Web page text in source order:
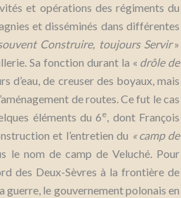
et opérations des régiments du
et disséminés dans différentes
Construire, toujours Servir»
Sa fonction durant la « drôle de
d’eau, de creuser des boyaux, mais
de routes. Ce fut le cas
éléments du 6e, dont François
et l’entretien du « camp de
le nom de camp de Veluché. Pour
des Deux-Sèvres à la frontière de
le gouvernement polonais en